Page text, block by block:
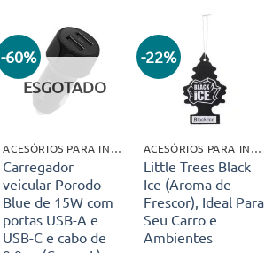
-60%
Adicionar
aos meus
desejos
ESGOTADO
ACESÓRIOS PARA INTERIOR
Carregador
veicular Porodo
Blue de 15W com
portas USB-A e
USB-C e cabo de
-22%
Adicionar
aos meus
desejos
ACESÓRIOS PARA INTERIOR
Little Trees Black
Ice (Aroma de
Frescor), Ideal Para
Seu Carro e
Ambientes